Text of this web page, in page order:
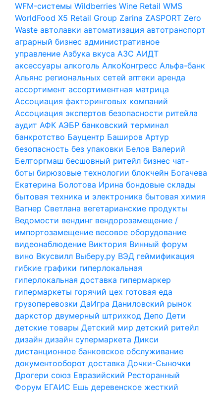
WFM-системы Wildberries Wine Retail WMS
WorldFood X5 Retail Group Zarina ZASPORT Zero
Waste автолавки автоматизация автотранспорт
аграрный бизнес административное
управление Азбука вкуса АЗС АИДТ
аксессуары алкоголь АлкоКонгресс Альфа-банк
Альянс региональных сетей аптеки аренда
ассортимент ассортиментная матрица
Ассоциация факторинговых компаний
Ассоциация экспертов безопасности ритейла
аудит АФК АЭБР банковский терминал
банкротство Бауцентр Баширов Артур
безопасность без упаковки Белов Валерий
Белторгмаш бесшовный ритейл бизнес чат-
боты бирюзовые технологии блокчейн Богачева
Екатерина Болотова Ирина бондовые склады
бытовая техника и электроника бытовая химия
Вагнер Светлана вегетарианские продукты
Ведомости вендинг вендорозамещение /
импортозамещение весовое оборудование
видеонаблюдение Виктория Винный форум
вино Вкусвилл Выберу.ру ВЭД геймификация
гибкие графики гиперлокальная
гиперлокальная доставка гипермаркер
гипермаркеты горячий цех готовая еда
грузоперевозки ДаИгра Даниловский рынок
даркстор двумерный штрихкод Депо Дети
детские товары Детский мир детский ритейл
дизайн дизайн супермаркета Дикси
дистанционное банковское обслуживание
документооборот доставка Дочки-Сыночки
Дрогери союз Евразийский Ресторанный
Форум ЕГАИС Ешь деревенское жесткий